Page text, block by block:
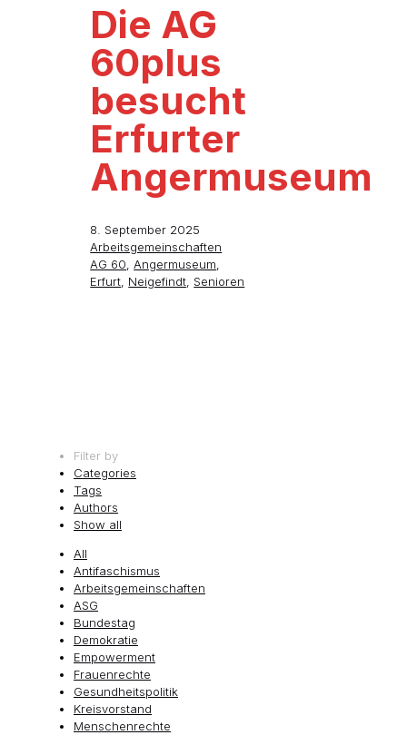
Die AG
60plus
besucht
Erfurter
Angermuseum
8. September 2025
Arbeitsgemeinschaften
AG 60,Angermuseum,
Erfurt, Neigefindt, Senioren
Filter by
Categories
Tags
Authors
Show all
All
Antifaschismus
Arbeitsgemeinschaften
ASG
Bundestag
Demokratie
Empowerment
Frauenrechte
Gesundheitspolitik
Kreisvorstand
Menschenrechte